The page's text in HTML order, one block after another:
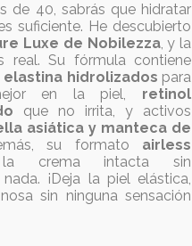
de 40, sabrás que hidratar
suficiente. He descubierto
Luxe de Nobilezza, y la
real. Su fórmula contiene
hidrolizados para
en la piel, retinol
que no irrita, y activos
asiática y manteca de
su formato airless
la crema intacta sin
¡Deja la piel elástica,
sin ninguna sensación